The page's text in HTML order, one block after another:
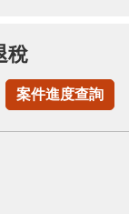
稅
案件進度查詢